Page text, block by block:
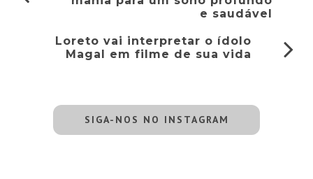
e saudável
Loreto vai interpretar o ídolo
Magal em filme de sua vida
SIGA-NOS NO INSTAGRAM